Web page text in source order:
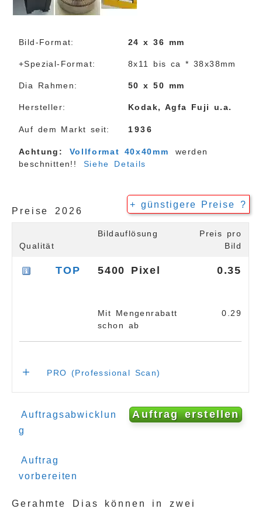
Bild-Format: 24 x 36 mm
+Spezial-Format: 8x11 bis ca * 38x38mm
Dia Rahmen: 50 x 50 mm
Hersteller: Kodak, Agfa Fuji u.a.
Auf dem Markt seit: 1936
Achtung: Vollformat 40x40mm
werden
beschnitten!!
Siehe Details
Preise 2026
+ günstigere Preise ?
Qualität
Bildauflösung
Preis pro
Bild
TOP 5400 Pixel 0.35
Mit Mengenrabatt
schon ab
0.29
＋ PRO (Professional Scan)
- ZeilenScan mit laserunterstützter ICE
Staubentfernung
Unterschied Dia TOP und PRO Scan
Für die Verarbeitung der Dias im PRO
Auftragsabwicklun
g
Auftrag
vorbereiten
Auftrag erstellen
Gerahmte Dias können in zwei